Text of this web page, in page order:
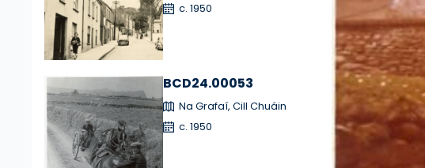
c. 1950
BCD24.00053
Na Grafaí, Cill Chuáin
c. 1950